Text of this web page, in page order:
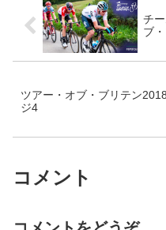
チ
ブ
ツアー・オブ・ブリテン
ジ4
コメント